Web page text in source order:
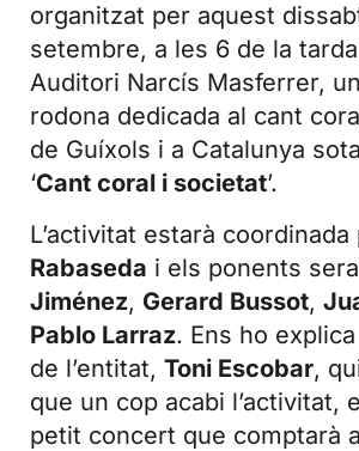
organitzat per aquest
setembre, a les 6 de la
Auditori Narcís Masferrer,
rodona dedicada al cant
de Guíxols i a Catalunya
‘Cant coral i societat’.
L’activitat estarà coordinada
Rabaseda i els ponents
Jiménez, Gerard Bussot,
Pablo Larraz. Ens ho
de l’entitat, Toni Escobar,
que un cop acabi l’activitat,
petit concert que comptarà